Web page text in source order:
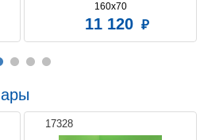
160x70
11 120
17328